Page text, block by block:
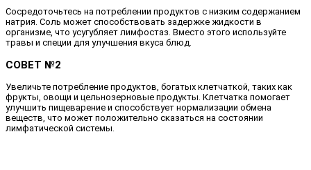
Сосредоточьтесь на потреблении продуктов с низким содержанием
натрия. Соль может способствовать задержке жидкости в
организме, что усугубляет лимфостаз. Вместо этого используйте
травы и специи для улучшения вкуса блюд.
СОВЕТ №2
Увеличьте потребление продуктов, богатых клетчаткой, таких как
фрукты, овощи и цельнозерновые продукты. Клетчатка помогает
улучшить пищеварение и способствует нормализации обмена
веществ, что может положительно сказаться на состоянии
лимфатической системы.